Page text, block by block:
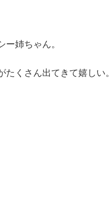
姉ちゃん。
くさん出てきて嬉しい。